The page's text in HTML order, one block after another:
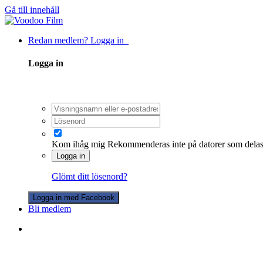
Gå till innehåll
Redan medlem? Logga in
Logga in
Kom ihåg mig Rekommenderas inte på datorer som
Logga in
Glömt ditt lösenord?
Logga in med Facebook
Bli medlem